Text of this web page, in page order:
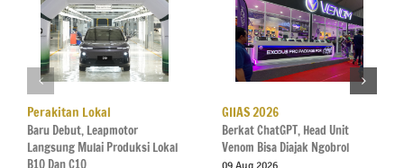
Perakitan Lokal
Baru Debut, Leapmotor
Langsung Mulai Produksi Lokal
B10 Dan C10
GIIAS 2026
Berkat ChatGPT, Head Unit
Venom Bisa Diajak Ngobrol